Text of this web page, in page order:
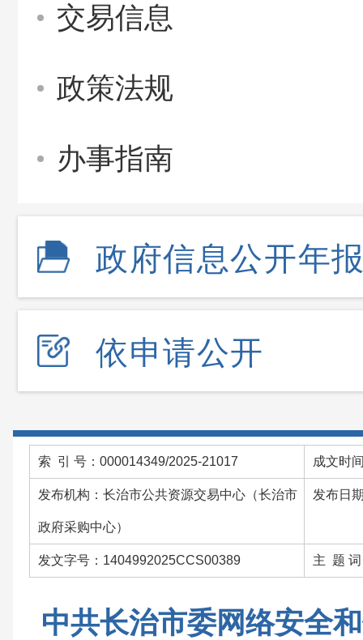
交易信息
政策法规
办事指南
政府信息公开年
依申请公开
索 引 号：000014349/2025-21017 成文时
发布机构：长治市公共资源交易中心（长治市
政府采购中心）
发布日
发文字号：1404992025CCS00389 主 题 词
中共长治市委网络安全